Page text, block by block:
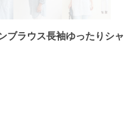
ブラウス長袖ゆったりシャ